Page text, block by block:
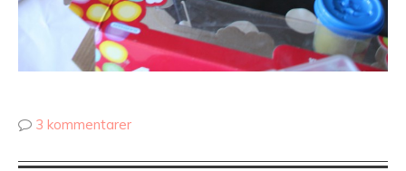
3 kommentarer